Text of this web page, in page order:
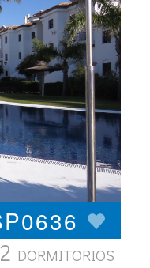
2 DORMITORIOS